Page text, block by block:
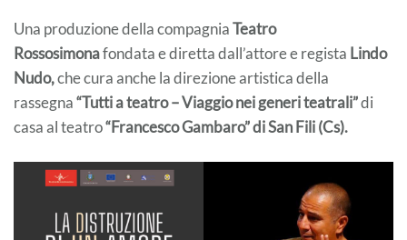
Una produzione della compagniaTeatro
Rossosimonafondata e diretta dall’attore e regista Lindo
Nudo,che cura anche la direzione artistica della
rassegna“Tutti a teatro – Viaggio nei generi teatrali”di
casa al teatro“Francesco Gambaro” di San Fili (Cs).